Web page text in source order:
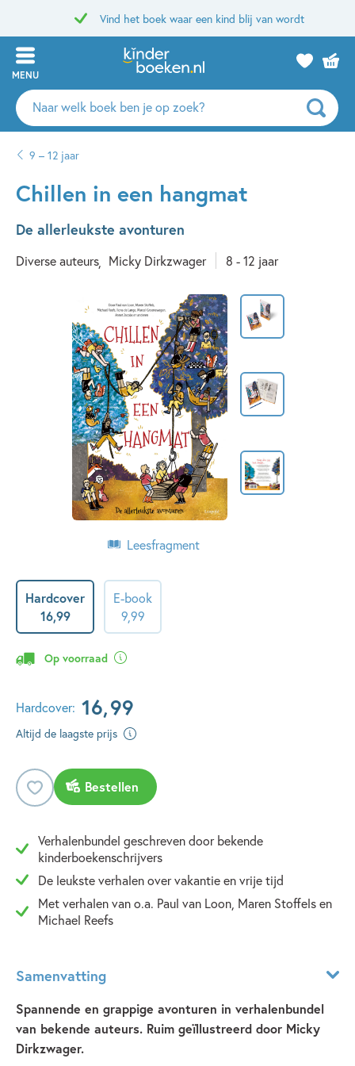
Vind het boek waar een kind blij van wordt
MENU
Zoeken
naar
auteurs
uitgevers
9 – 12 jaar
Chillen in een hangmat
De allerleukste avonturen
Diverse auteurs Micky Dirkzwager 8 - 12 jaar
Leesfragment
Hardcover
16,99
E-book
9,99
Op voorraad
Hardcover: 16,99
Altijd de laagste prijs
Bestellen
Verhalenbundel geschreven door bekende
kinderboekenschrijvers
De leukste verhalen over vakantie en vrije tijd
Met verhalen van o.a. Paul van Loon, Maren Stoffels en
Michael Reefs
Samenvatting
Spannende en grappige avonturen in verhalenbundel
van bekende auteurs. Ruim geïllustreerd door Micky
Dirkzwager.